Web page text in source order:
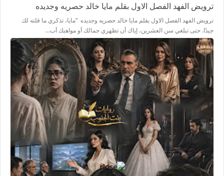
ترويض الفهد الفصل الاول بقلم مايا خالد حصريه وجديده
ترويض الفهد الفصل الاول بقلم مايا خالد حصريه وجديده “مايا، تذكري ما قلته لك
جيدًا. حتى تبلغي سن العشرين، إياك أن تظهري جمالك أو مواهبك أب…